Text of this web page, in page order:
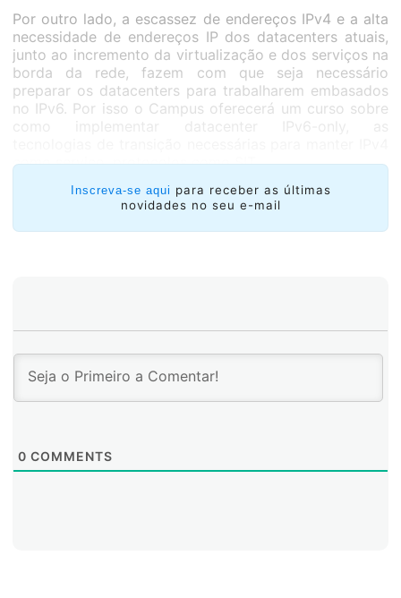
Por outro lado, a escassez de endereços IPv4 e a alta
necessidade de endereços IP dos datacenters atuais,
junto ao incremento da virtualização e dos serviços na
borda da rede, fazem com que seja necessário
preparar os datacenters para trabalharem embasados
no IPv6. Por isso o Campus oferecerá um curso sobre
como implementar datacenter IPv6-only, as
como serviço, protocolos como SIT
Ambos os cursos serão ministrados por um tutor e
fazem parte do nível avançado da especialização em
Operações de Redes em Data Centers.
Inscreva-se aqui para receber as últimas
novidades no seu e-mail
0 COMMENTS